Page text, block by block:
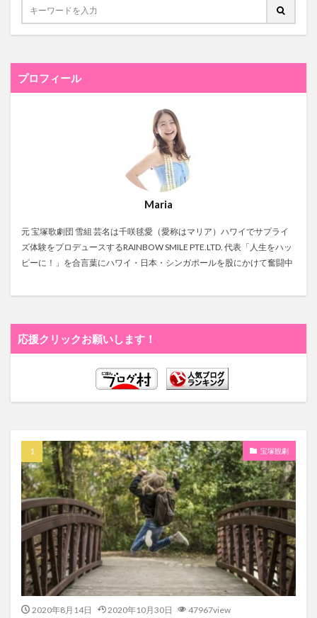
プロフィール
Maria
元 宝塚歌劇団 雪組 芸名は千咲毬愛（愛称はマリア）ハワイでサプライ
ズ体験をプロデュースするRAINBOW SMILE PTE.LTD. 代表「人生をハッ
ピーに！」を合言葉にハワイ・日本・シンガポールを股にかけて奮闘中
応援クリックお願いします！
宝塚観劇
2020年8月14日 2020年10月30日 47967view